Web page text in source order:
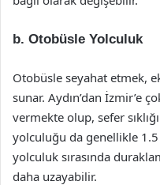
b. Otobüsle Yolculuk
Otobüsle seyahat etmek,
sunar. Aydın’dan İzmir’e
vermekte olup, sefer
yolculuğu da genellikle
yolculuk sırasında
daha uzayabilir.